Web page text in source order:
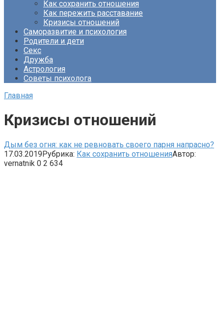
Как сохранить отношения
Как пережить расставание
Кризисы отношений
Саморазвитие и психология
Родители и дети
Секс
Дружба
Астрология
Советы психолога
Главная
Кризисы отношений
Дым без огня: как не ревновать своего парня напрасно?
17.03.2019Рубрика: Как сохранить отношенияАвтор:
vernatnik 0 2 634